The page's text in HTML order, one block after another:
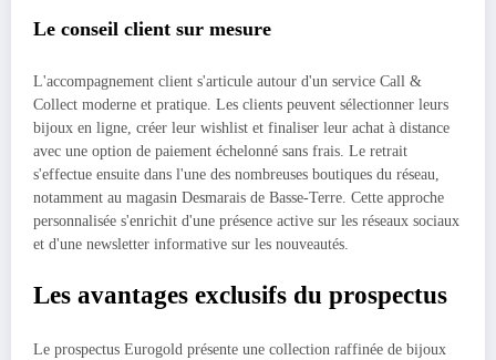
Le conseil client sur mesure
L'accompagnement client s'articule autour d'un service Call &
Collect moderne et pratique. Les clients peuvent sélectionner leurs
bijoux en ligne, créer leur wishlist et finaliser leur achat à distance
avec une option de paiement échelonné sans frais. Le retrait
s'effectue ensuite dans l'une des nombreuses boutiques du réseau,
notamment au magasin Desmarais de Basse-Terre. Cette approche
personnalisée s'enrichit d'une présence active sur les réseaux sociaux
et d'une newsletter informative sur les nouveautés.
Les avantages exclusifs du prospectus
Le prospectus Eurogold présente une collection raffinée de bijoux